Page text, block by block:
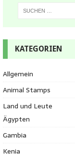
KATEGORIEN
Allgemein
Animal Stamps
Land und Leute
Ägypten
Gambia
Kenia